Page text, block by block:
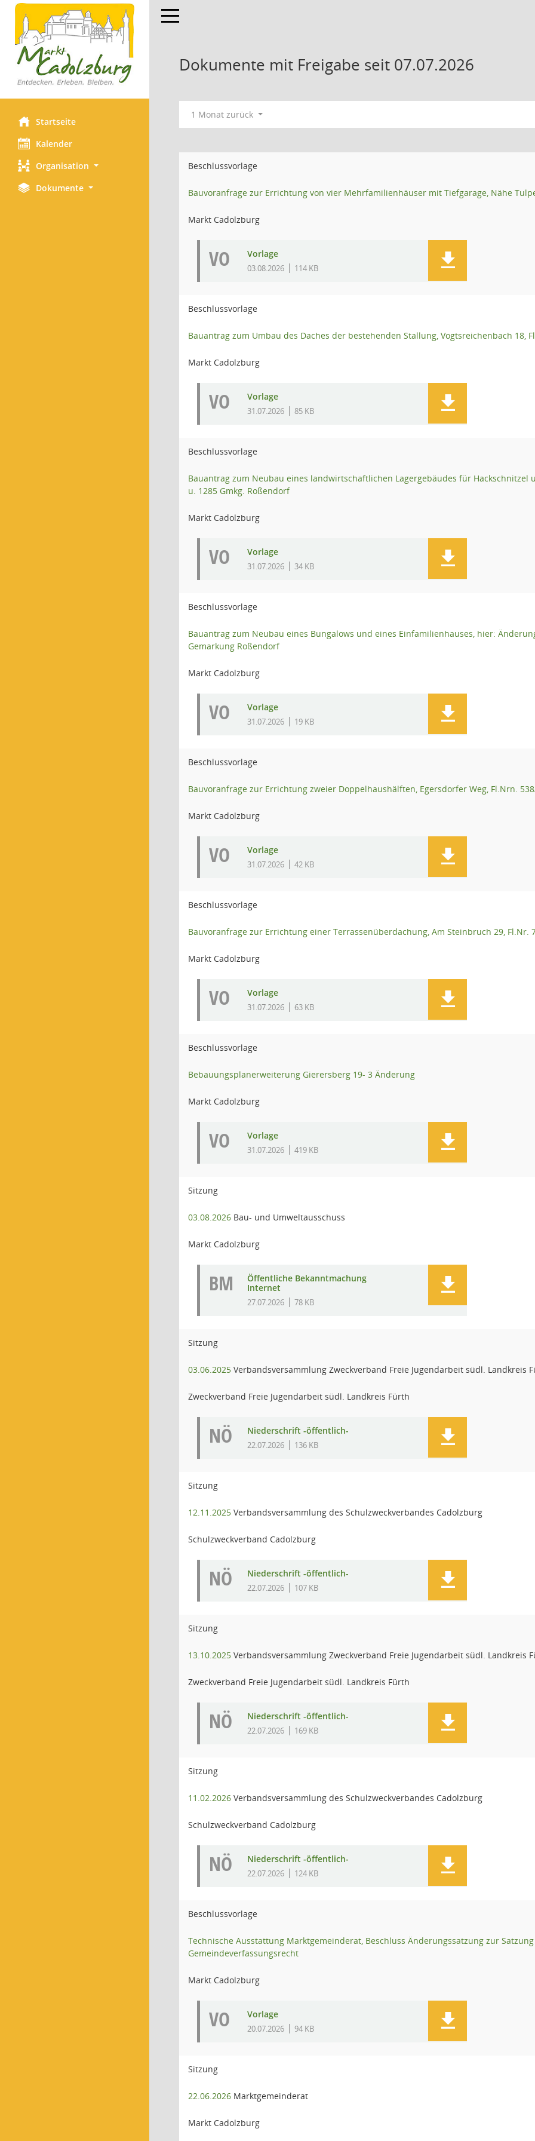
Startseite
Kalender
Organisation
Dokumente
Toggle navigation
Dokumente mit Freigabe seit 07.07.2026
1 Monat zurück
Beschlussvorlage
Bauvoranfrage zur Errichtung von vier Mehrfamilienhäuser mit Tiefgarage, Nähe
Markt Cadolzburg
VO Vorlage
03.08.2026 114 KB
Beschlussvorlage
Bauantrag zum Umbau des Daches der bestehenden Stallung, Vogtsreichenbach 18,
Markt Cadolzburg
VO Vorlage
31.07.2026 85 KB
Beschlussvorlage
Bauantrag zum Neubau eines landwirtschaftlichen Lagergebäudes für Hackschnitzel
u. 1285 Gmkg. Roßendorf
Markt Cadolzburg
VO Vorlage
31.07.2026 34 KB
Beschlussvorlage
Bauantrag zum Neubau eines Bungalows und eines Einfamilienhauses, hier:
Gemarkung Roßendorf
Markt Cadolzburg
VO Vorlage
31.07.2026 19 KB
Beschlussvorlage
Bauvoranfrage zur Errichtung zweier Doppelhaushälften, Egersdorfer Weg, Fl.Nrn.
Markt Cadolzburg
VO Vorlage
31.07.2026 42 KB
Beschlussvorlage
Bauvoranfrage zur Errichtung einer Terrassenüberdachung, Am Steinbruch 29, Fl.Nr.
Markt Cadolzburg
VO Vorlage
31.07.2026 63 KB
Beschlussvorlage
Bebauungsplanerweiterung Gierersberg 19- 3 Änderung
Markt Cadolzburg
VO Vorlage
31.07.2026 419 KB
Sitzung
03.08.2026 Bau- und Umweltausschuss
Markt Cadolzburg
BM
Öffentliche Bekanntmachung
Internet
27.07.2026 78 KB
Sitzung
03.06.2025 Verbandsversammlung Zweckverband Freie Jugendarbeit südl. Landkreis
Zweckverband Freie Jugendarbeit südl. Landkreis Fürth
NÖ Niederschrift -öffentlich-
22.07.2026 136 KB
Sitzung
12.11.2025 Verbandsversammlung des Schulzweckverbandes Cadolzburg
Schulzweckverband Cadolzburg
NÖ Niederschrift -öffentlich-
22.07.2026 107 KB
Sitzung
13.10.2025 Verbandsversammlung Zweckverband Freie Jugendarbeit südl. Landkreis
Zweckverband Freie Jugendarbeit südl. Landkreis Fürth
NÖ Niederschrift -öffentlich-
22.07.2026 169 KB
Sitzung
11.02.2026 Verbandsversammlung des Schulzweckverbandes Cadolzburg
Schulzweckverband Cadolzburg
NÖ Niederschrift -öffentlich-
22.07.2026 124 KB
Beschlussvorlage
Technische Ausstattung Marktgemeinderat, Beschluss Änderungssatzung zur
Gemeindeverfassungsrecht
Markt Cadolzburg
VO Vorlage
20.07.2026 94 KB
Sitzung
22.06.2026 Marktgemeinderat
Markt Cadolzburg